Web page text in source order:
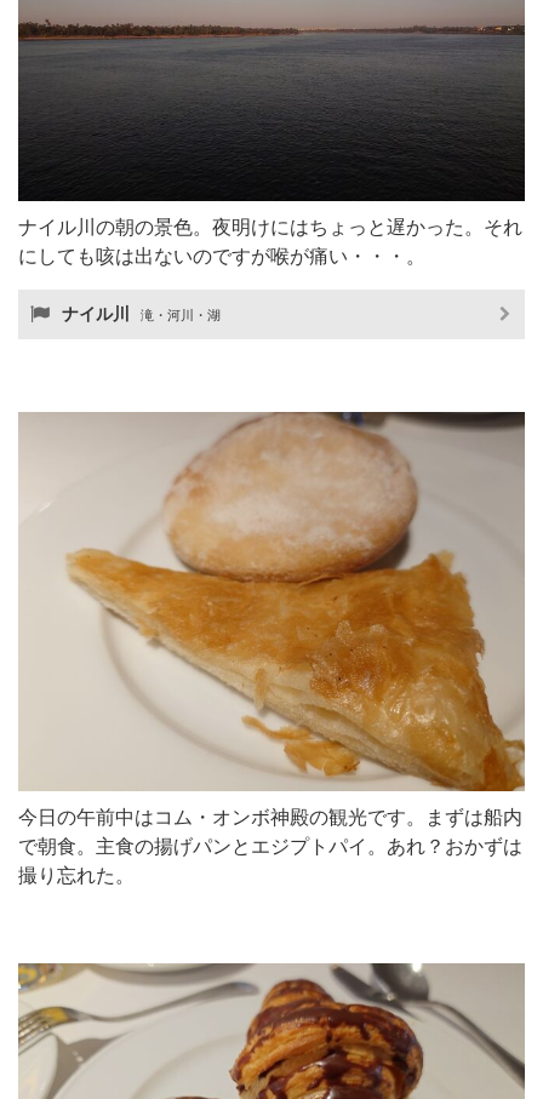
ナイル川の朝の景色。夜明けにはちょっと遅かった。それ
にしても咳は出ないのですが喉が痛い・・・。
ナイル川 滝・河川・湖
今日の午前中はコム・オンボ神殿の観光です。まずは船内
で朝食。主食の揚げパンとエジプトパイ。あれ？おかずは
撮り忘れた。